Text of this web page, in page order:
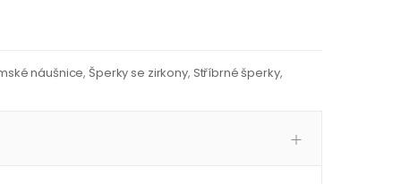
náušnice,Šperky se zirkony, Stříbrné šperky,